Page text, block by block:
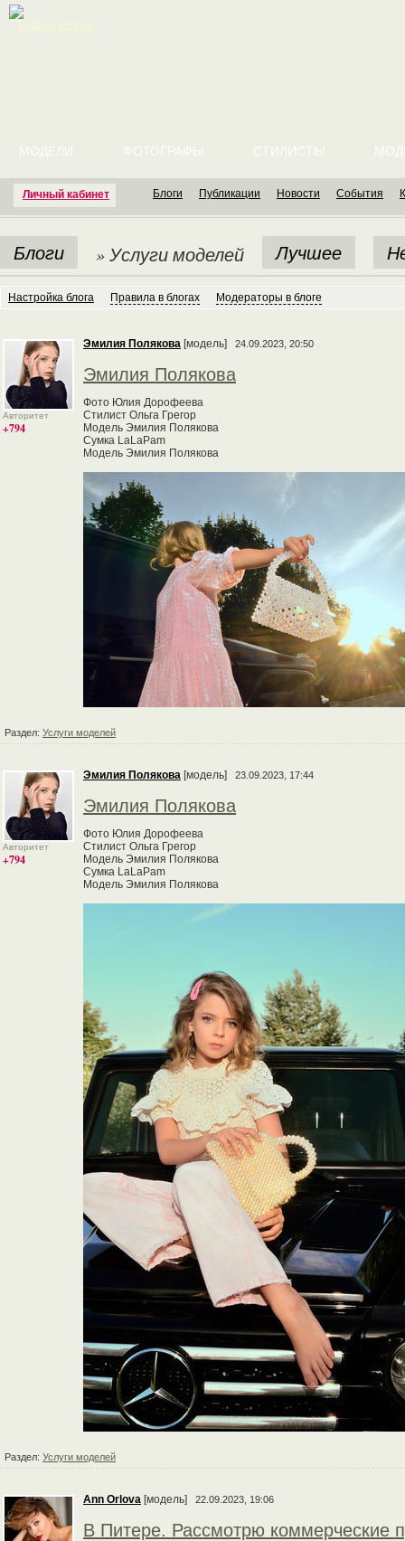
Личный кабинет
МОДЕЛИ ФОТОГРАФЫ СТИЛИСТЫ
Блоги Публикации Новости События
Блоги » Услуги моделей Лучшее
Настройка блога Правила в блогах Модераторы в блоге
Авторитет
+794
Эмилия Полякова [модель] 24.09.2023, 20:50
Эмилия Полякова
Фото Юлия Дорофеева
Стилист Ольга Грегор
Модель Эмилия Полякова
Сумка LaLaPam
Модель Эмилия Полякова
Раздел: Услуги моделей
Авторитет
+794
Эмилия Полякова [модель] 23.09.2023, 17:44
Эмилия Полякова
Фото Юлия Дорофеева
Стилист Ольга Грегор
Модель Эмилия Полякова
Сумка LaLaPam
Модель Эмилия Полякова
Раздел: Услуги моделей
Ann Orlova [модель] 22.09.2023, 19:06
В Питере. Рассмотрю коммерческие